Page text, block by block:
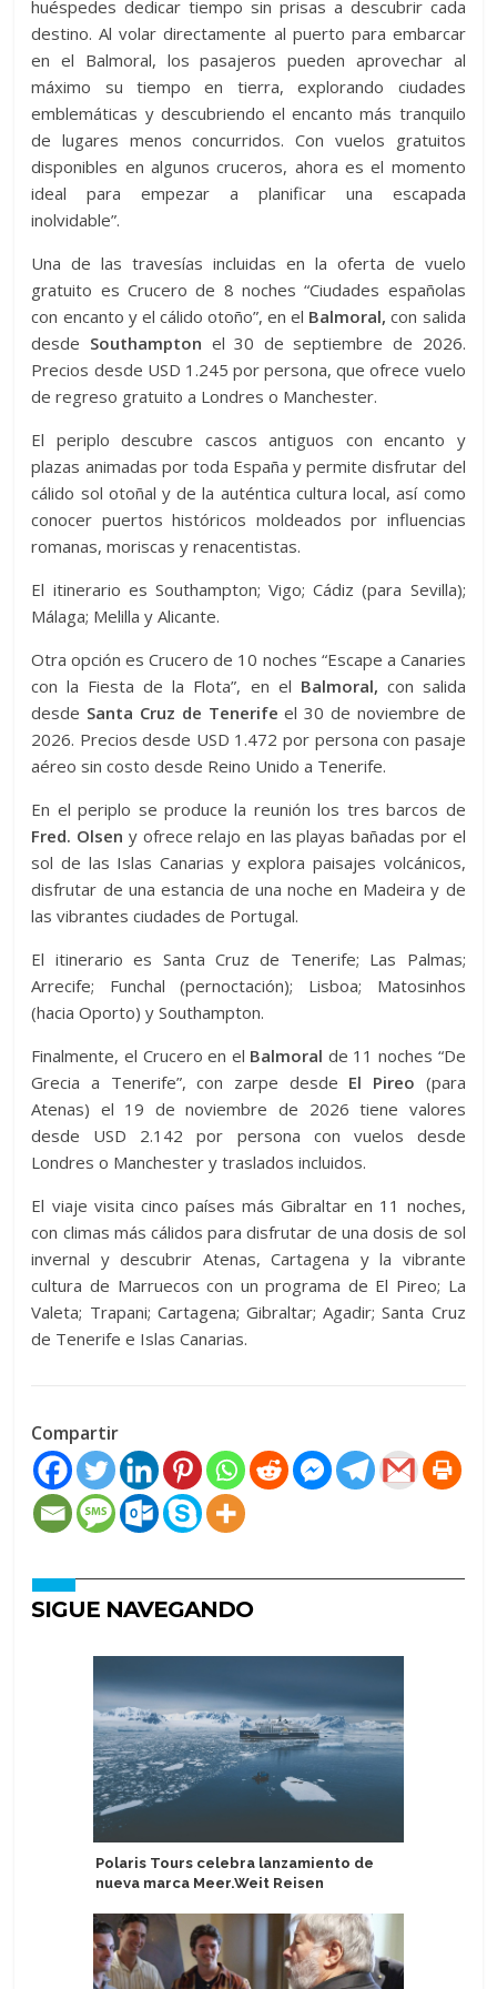
huéspedes dedicar tiempo sin prisas a descubrir cada
destino. Al volar directamente al puerto para embarcar
en el Balmoral, los pasajeros pueden aprovechar al
máximo su tiempo en tierra, explorando ciudades
emblemáticas y descubriendo el encanto más tranquilo
de lugares menos concurridos. Con vuelos gratuitos
disponibles en algunos cruceros, ahora es el momento
ideal para empezar a planificar una escapada
inolvidable”.
Una de las travesías incluidas en la oferta de vuelo
gratuito es Crucero de 8 noches “Ciudades españolas
con encanto y el cálido otoño”, en el Balmoral, con salida
desde Southampton el 30 de septiembre de 2026.
Precios desde USD 1.245 por persona, que ofrece vuelo
de regreso gratuito a Londres o Manchester.
El periplo descubre cascos antiguos con encanto y
plazas animadas por toda España y permite disfrutar del
cálido sol otoñal y de la auténtica cultura local, así como
conocer puertos históricos moldeados por influencias
romanas, moriscas y renacentistas.
El itinerario es Southampton; Vigo; Cádiz (para Sevilla);
Málaga; Melilla y Alicante.
Otra opción es Crucero de 10 noches “Escape a Canaries
con la Fiesta de la Flota”, en el Balmoral, con salida
desde Santa Cruz de Tenerife el 30 de noviembre de
2026. Precios desde USD 1.472 por persona con pasaje
aéreo sin costo desde Reino Unido a Tenerife.
En el periplo se produce la reunión los tres barcos de
Fred. Olsen y ofrece relajo en las playas bañadas por el
sol de las Islas Canarias y explora paisajes volcánicos,
disfrutar de una estancia de una noche en Madeira y de
las vibrantes ciudades de Portugal.
El itinerario es Santa Cruz de Tenerife; Las Palmas;
Arrecife; Funchal (pernoctación); Lisboa; Matosinhos
(hacia Oporto) y Southampton.
Finalmente, el Crucero en el Balmoral de 11 noches “De
Grecia a Tenerife”, con zarpe desde El Pireo (para
Atenas) el 19 de noviembre de 2026 tiene valores
desde USD 2.142 por persona con vuelos desde
Londres o Manchester y traslados incluidos.
El viaje visita cinco países más Gibraltar en 11 noches,
con climas más cálidos para disfrutar de una dosis de sol
invernal y descubrir Atenas, Cartagena y la vibrante
cultura de Marruecos con un programa de El Pireo; La
Valeta; Trapani; Cartagena; Gibraltar; Agadir; Santa Cruz
de Tenerife e Islas Canarias.
Compartir
SIGUE NAVEGANDO
Polaris Tours celebra lanzamiento de
nueva marca Meer.Weit Reisen